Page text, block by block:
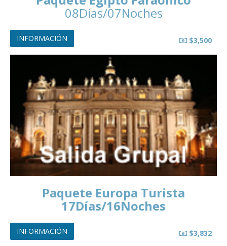
08Días/07Noches
$3,500
INFORMACIÓN
Paquete Europa Turista
17Días/16Noches
$3,832
INFORMACIÓN